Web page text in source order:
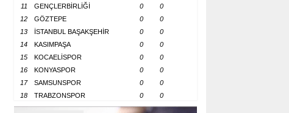
11
GENÇLERBİRLİĞİ 0
0
12
GÖZTEPE 0
0
13
İSTANBUL BAŞAKŞEHİR 0
0
14
KASIMPAŞA 0
0
15
KOCAELİSPOR 0
0
16
KONYASPOR 0
0
17
SAMSUNSPOR 0
0
18
TRABZONSPOR 0 0